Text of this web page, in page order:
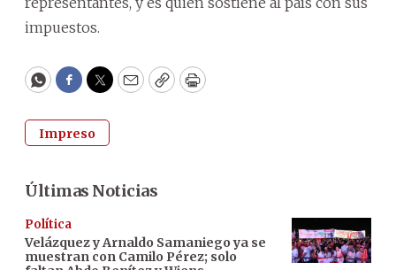
impuestos.
WhatsApp
Facebook
Twitter
EmailCopyPrint
Impreso
Últimas Noticias
Política
Velázquez y Arnaldo Samaniego ya se
muestran con Camilo Pérez; solo